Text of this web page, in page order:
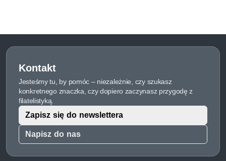
Kontakt
Jesteśmy tu, by pomóc – niezależnie, czy szukasz
konkretnego znaczka, czy dopiero zaczynasz przygodę z
filatelistyką.
Napisz do nas
Zapisz się do newslettera